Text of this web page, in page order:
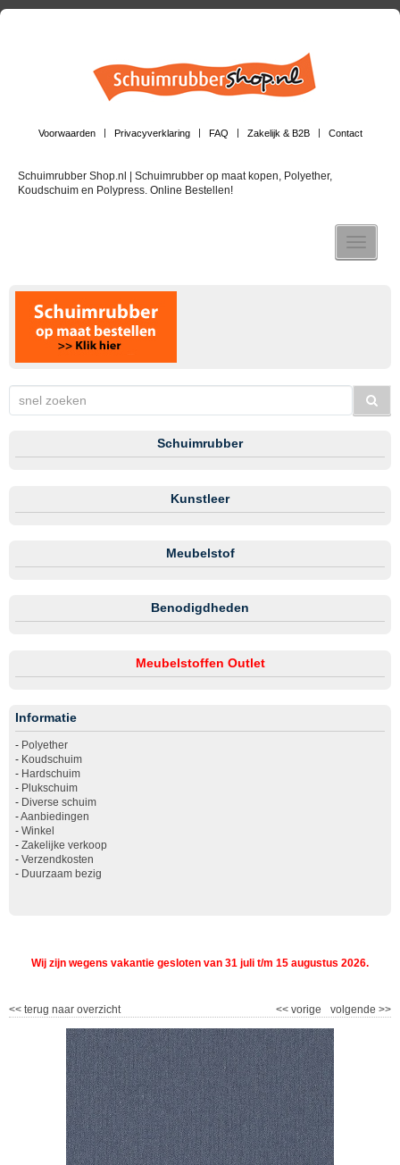
Voorwaarden Privacyverklaring FAQ Zakelijk & B2B Contact
Schuimrubber Shop.nl | Schuimrubber op maat kopen, Polyether,
Koudschuim en Polypress. Online Bestellen!
Toggle
Schuimrubber
Kunstleer
Meubelstof
Benodigdheden
Meubelstoffen Outlet
Informatie
- Polyether
- Koudschuim
- Hardschuim
- Plukschuim
- Diverse schuim
-Aanbiedingen
- Winkel
- Zakelijke verkoop
- Verzendkosten
- Duurzaam bezig
Wij zijn wegens vakantie gesloten van 31 juli t/m 15 augustus 2026.
<< terug naar overzicht volgende >>
<< vorige